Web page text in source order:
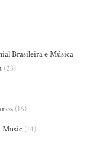
Brasileira e Música
(23)
(16)
Music (14)